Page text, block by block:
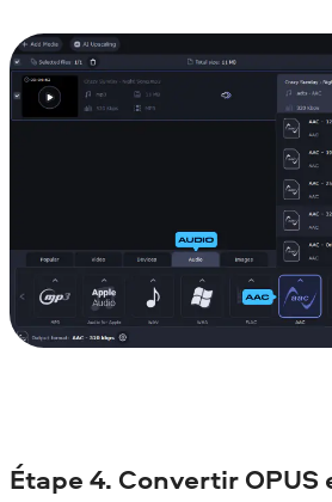
Étape 4. Convertir OPUS